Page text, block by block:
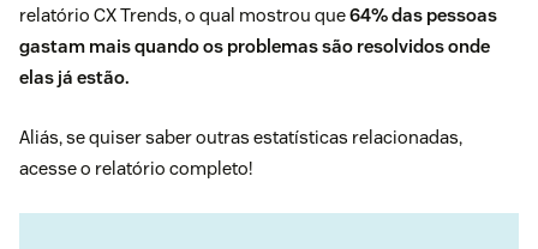
relatório CX Trends, o qual mostrou que64% das pessoas
gastam mais quando os problemas são resolvidos onde
elas já estão.
Aliás, se quiser saber outras estatísticas relacionadas,
acesse o relatório completo!